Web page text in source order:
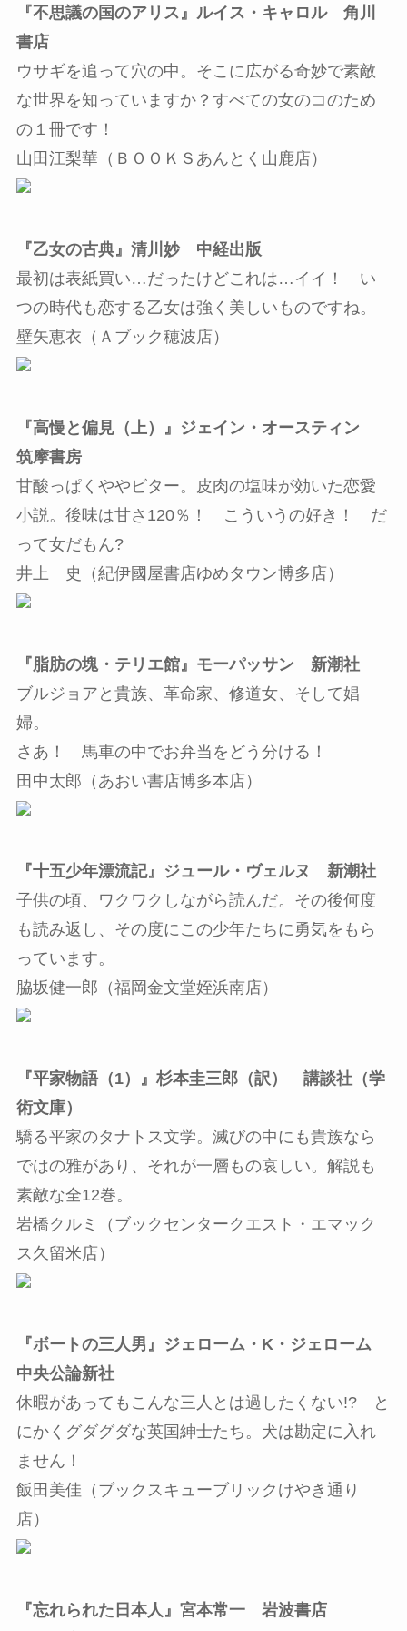
『不思議の国のアリス』ルイス・キャロル 角川
書店
ウサギを追って穴の中。そこに広がる奇妙で素敵
な世界を知っていますか？すべての女のコのため
の１冊です！
山田江梨華（ＢＯＯＫＳあんとく山鹿店）
『乙女の古典』清川妙 中経出版
最初は表紙買い…だったけどこれは…イイ！ い
つの時代も恋する乙女は強く美しいものですね。
壁矢恵衣（Ａブック穂波店）
『高慢と偏見（上）』ジェイン・オースティン
筑摩書房
甘酸っぱくややビター。皮肉の塩味が効いた恋愛
小説。後味は甘さ120％！ こういうの好き！ だ
って女だもん?
井上 史（紀伊國屋書店ゆめタウン博多店）
『脂肪の塊・テリエ館』モーパッサン 新潮社
ブルジョアと貴族、革命家、修道女、そして娼
婦。
さあ！ 馬車の中でお弁当をどう分ける！
田中太郎（あおい書店博多本店）
『十五少年漂流記』ジュール・ヴェルヌ 新潮社
子供の頃、ワクワクしながら読んだ。その後何度
も読み返し、その度にこの少年たちに勇気をもら
っています。
脇坂健一郎（福岡金文堂姪浜南店）
『平家物語（1）』杉本圭三郎（訳） 講談社（学
術文庫）
驕る平家のタナトス文学。滅びの中にも貴族なら
ではの雅があり、それが一層もの哀しい。解説も
素敵な全12巻。
岩橋クルミ（ブックセンタークエスト・エマック
ス久留米店）
『ボートの三人男』ジェローム・K・ジェローム
中央公論新社
休暇があってもこんな三人とは過したくない!? と
にかくグダグダな英国紳士たち。犬は勘定に入れ
ません！
飯田美佳（ブックスキューブリックけやき通り
店）
『忘れられた日本人』宮本常一 岩波書店